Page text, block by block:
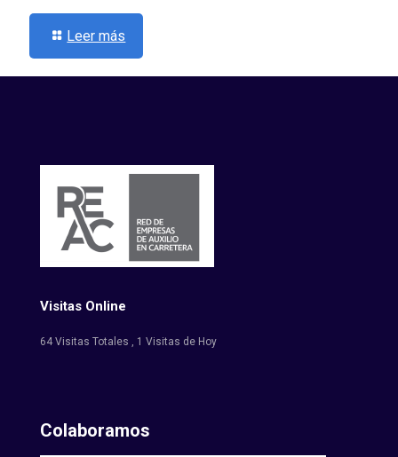
Leer más
Visitas Online
64 Visitas Totales , 1 Visitas de Hoy
Colaboramos